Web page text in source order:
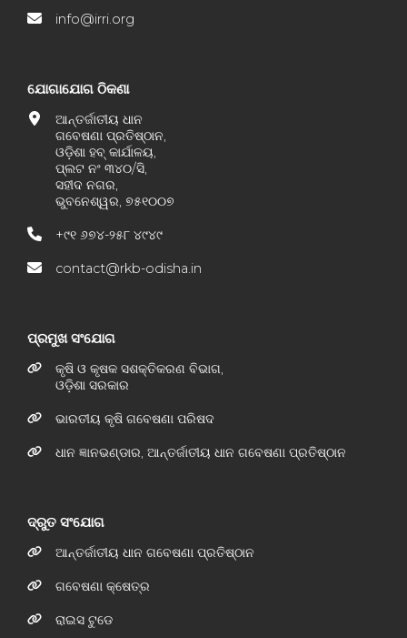
info@irri.org
ଯୋଗାଯୋଗ ଠିକଣା
ଆନ୍ତର୍ଜାତୀୟ ଧାନ
ଗବେଷଣା ପ୍ରତିଷ୍ଠାନ,
ଓଡ଼ିଶା ହବ୍ କାର୍ଯାଳୟ,
ପ୍ଲଟ ନଂ ୩୪୦/ସି,
ସହୀଦ ନଗର,
ଭୁବନେଶ୍ୱର, ୭୫୧୦୦୭
+୯୧ ୬୭୪-୨୫୮ ୪୯୪୯
contact@rkb-odisha.in
ପ୍ରମୁଖ ସଂଯୋଗ
କୃଷି ଓ କୃଷକ ସଶକ୍ତିକରଣ ବିଭାଗ,
ଓଡ଼ିଶା ସରକାର
ଭାରତୀୟ କୃଷି ଗବେଷଣା ପରିଷଦ
ଧାନ ଜ୍ଞାନଭଣ୍ଡାର, ଆନ୍ତର୍ଜାତୀୟ ଧାନ ଗବେଷଣା ପ୍ରତିଷ୍ଠାନ
ଦ୍ରୁତ ସଂଯୋଗ
ଆନ୍ତର୍ଜାତୀୟ ଧାନ ଗବେଷଣା ପ୍ରତିଷ୍ଠାନ
ଗବେଷଣା କ୍ଷେତ୍ର
ରାଇସ ଟୁଡେ